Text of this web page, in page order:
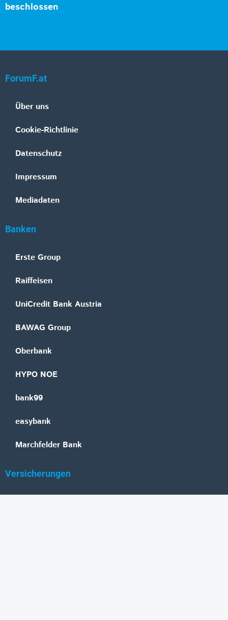
beschlossen
ForumF.at
Über uns
Cookie-Richtlinie
Datenschutz
Impressum
Mediadaten
Banken
Erste Group
Raiffeisen
UniCredit Bank Austria
BAWAG Group
Oberbank
HYPO NOE
bank99
easybank
Marchfelder Bank
Versicherungen